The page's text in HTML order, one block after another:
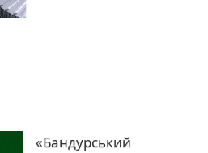
«Бандурський